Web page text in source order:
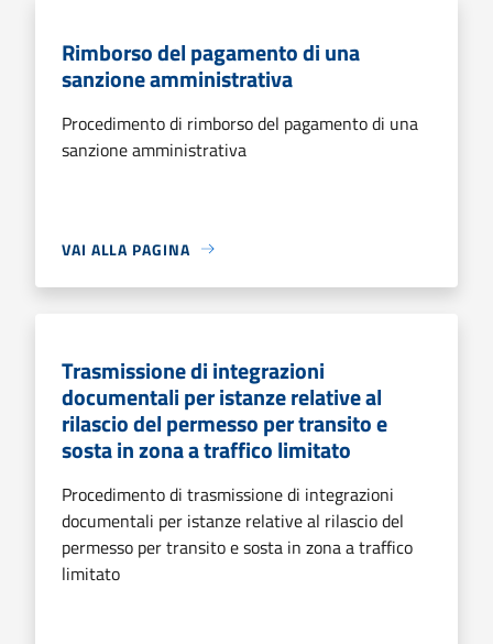
Rimborso del pagamento di una
sanzione amministrativa
Procedimento di rimborso del pagamento di una
sanzione amministrativa
VAI ALLA PAGINA
Trasmissione di integrazioni
documentali per istanze relative al
rilascio del permesso per transito e
sosta in zona a traffico limitato
Procedimento di trasmissione di integrazioni
documentali per istanze relative al rilascio del
permesso per transito e sosta in zona a traffico
limitato